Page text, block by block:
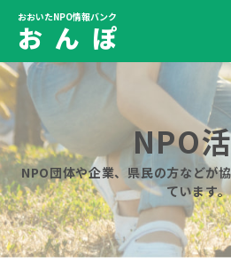
おおいたNPO情報バンク
お ん ぽ
NPO
NPO団体や企業、県民の方などが
ています。